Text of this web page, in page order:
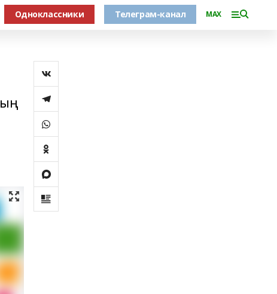
Одноклассники Телеграм-канал MAX